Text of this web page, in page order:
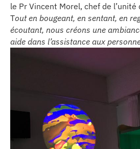
l’éditeur
le Pr Vincent Morel, chef de
Tout en bougeant, en sentant, en
écoutant, nous créons une
aide dans l’assistance aux